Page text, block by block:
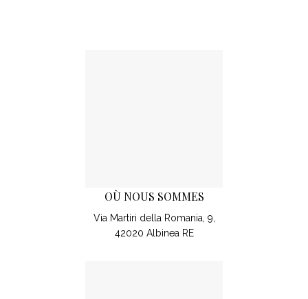
OÙ NOUS SOMMES
Via Martiri della Romania, 9,
42020 Albinea RE